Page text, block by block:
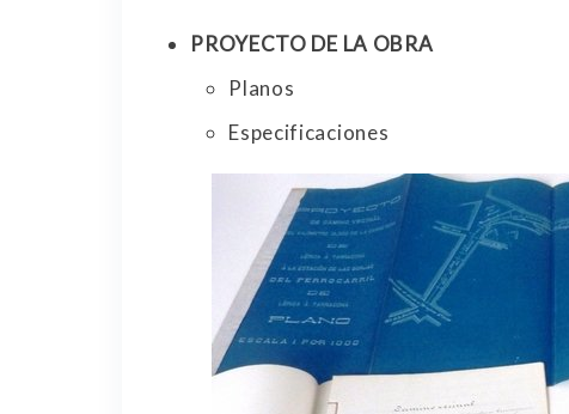
PROYECTO DE LA OBRA
Planos
Especificaciones